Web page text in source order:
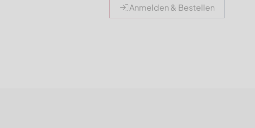
Anmelden & Bestellen